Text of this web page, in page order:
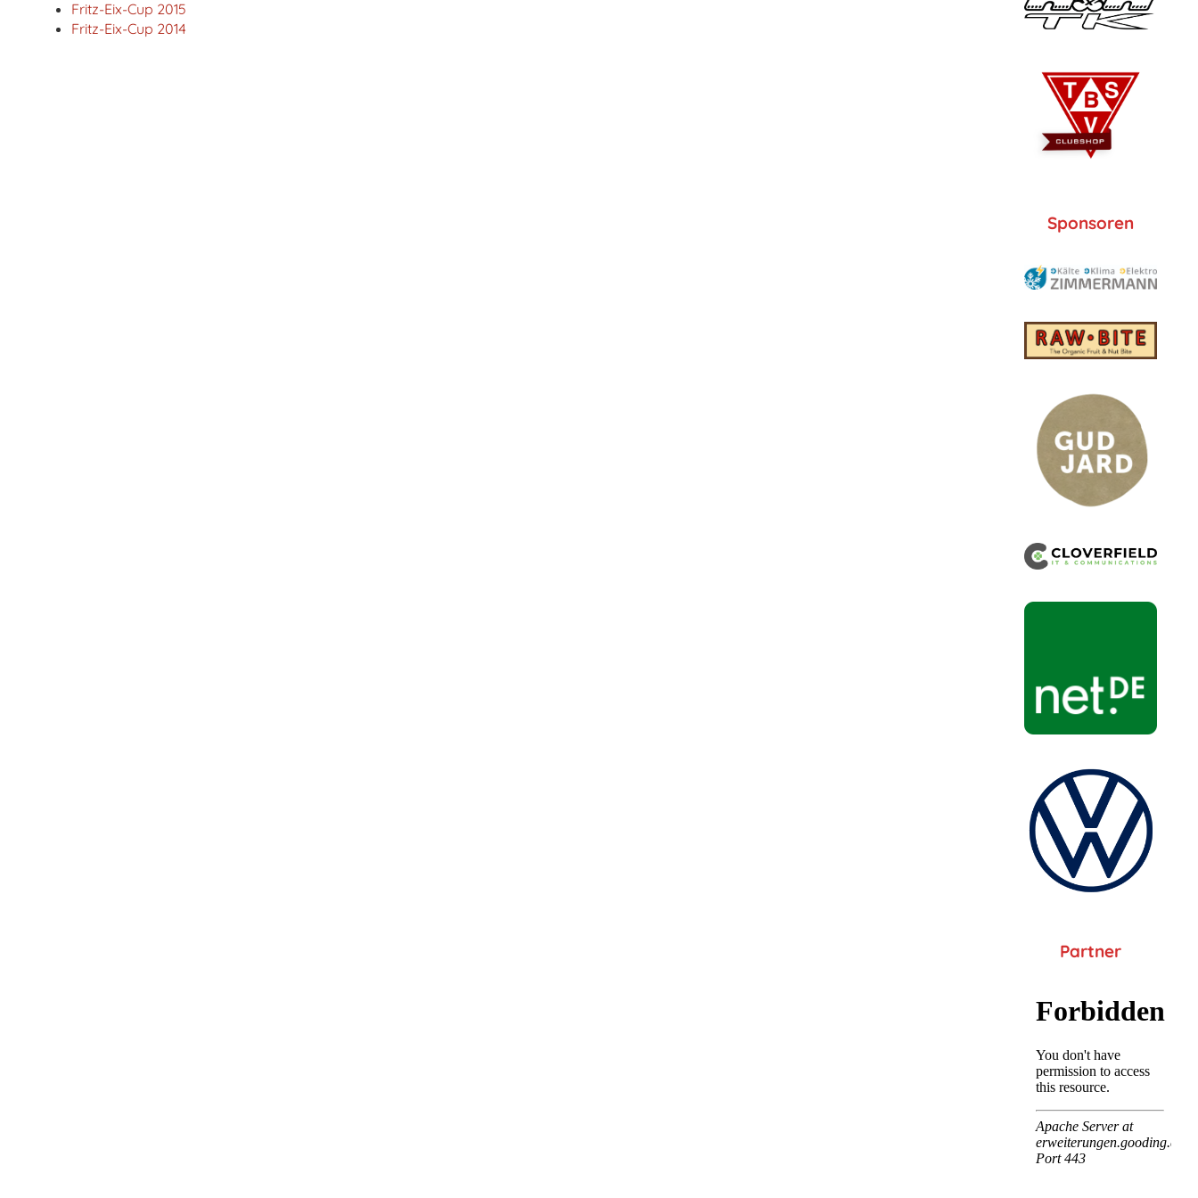
Fritz-Eix-Cup 2015
Fritz-Eix-Cup 2014
Sponsoren
Partner